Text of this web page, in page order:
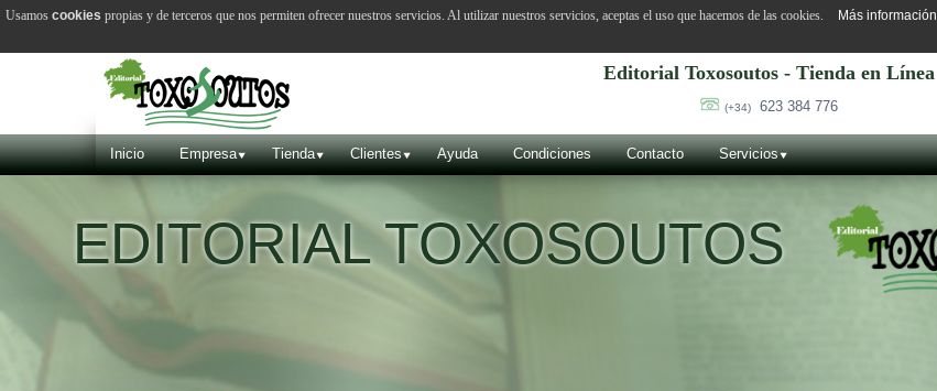
Editorial Toxosoutos - Tienda en Línea
(+34) 623 384 776
Inicio Empresa Tienda Clientes Ayuda Condiciones Contacto Servicios
EDITORIAL TOXOSOUTOS
Usamos cookies propias y de terceros que nos permiten ofrecer nuestros servicios. Al utilizar nuestros servicios, aceptas el uso que hacemos de las cookies. Más información